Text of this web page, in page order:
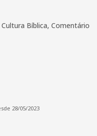
Bíblica, Comentário
28/05/2023